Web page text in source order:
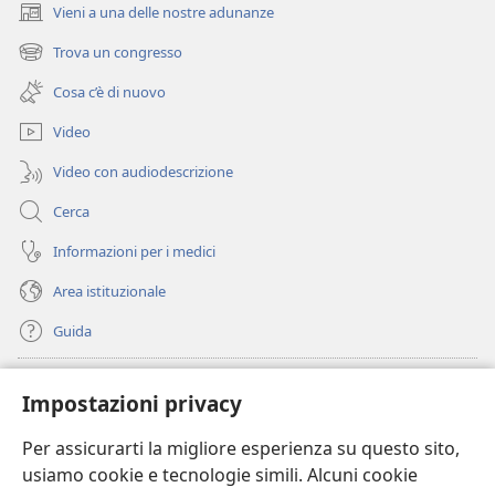
Impostazioni privacy
Per assicurarti la migliore esperienza su questo sito,
usiamo cookie e tecnologie simili. Alcuni cookie
Vieni a una delle nostre adunanze
(apre
una
nuova
finestra)
Trova un congresso
(apre
una
nuova
finestra)
Cosa c’è di nuovo
Video
Video con audiodescrizione
Cerca
Informazioni per i medici
Area istituzionale
Guida
(apre
una
nuova
finestra)
BIBLIOTECA ONLINE Watchtower
(apre
una